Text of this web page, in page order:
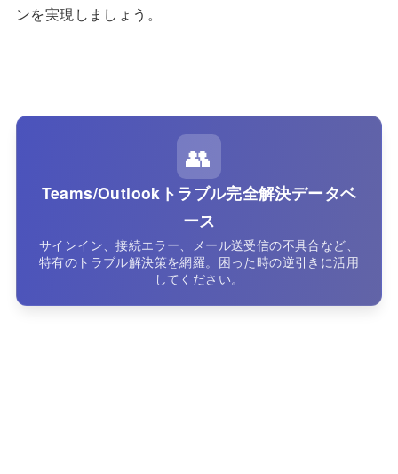
ンを実現しましょう。
👥
Teams/Outlookトラブル完全解決データベ
ース
サインイン、接続エラー、メール送受信の不具合など、
特有のトラブル解決策を網羅。困った時の逆引きに活用
してください。